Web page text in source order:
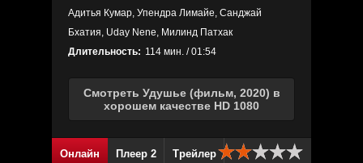
Адитья Кумар, Упендра Лимайе, Санджай
Бхатия, Uday Nene, Милинд Патхак
Длительность: 114 мин. / 01:54
Смотреть Удушье (фильм, 2020) в
хорошем качестве HD 1080
Онлайн Плеер 2 Трейлер